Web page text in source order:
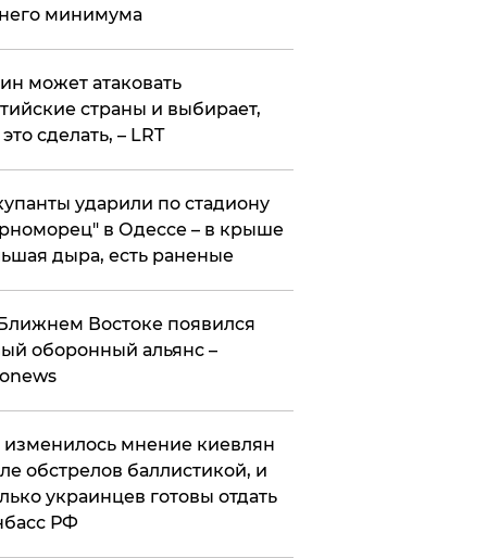
минимума
может атаковать
страны и выбирает,
сделать, – LRT
ударили по стадиону
в Одессе – в крыше
дыра, есть раненые
Востоке появился
оборонный альянс –
изменилось мнение киевлян
обстрелов баллистикой, и
украинцев готовы отдать
РФ